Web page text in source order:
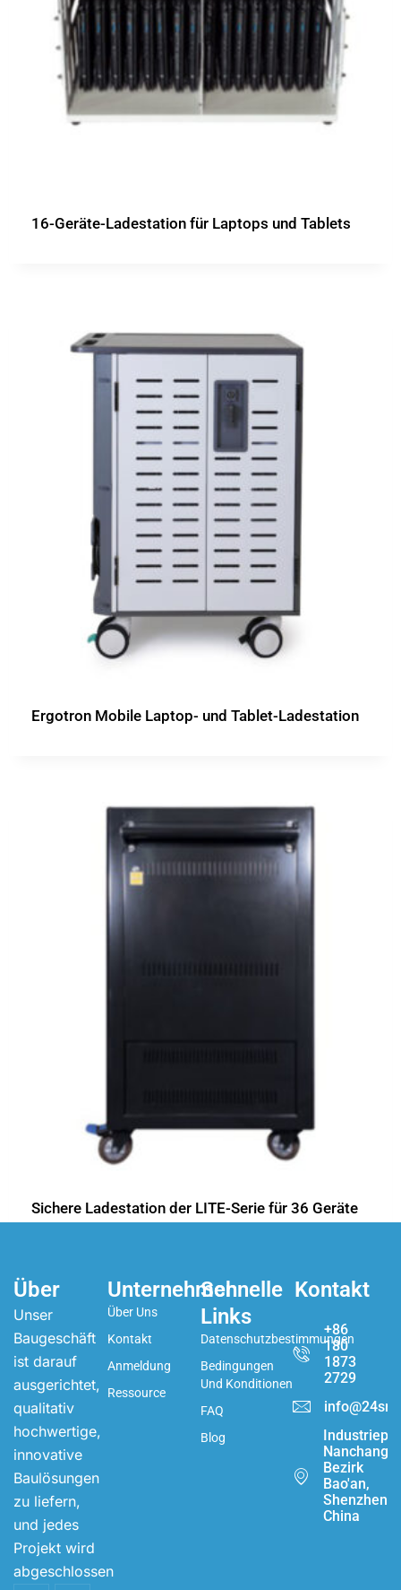
16-Geräte-Ladestation für Laptops und Tablets
Ergotron Mobile Laptop- und Tablet-Ladestation
Sichere Ladestation der LITE-Serie für 36 Geräte
Über
Unser
Baugeschäft
ist darauf
ausgerichtet,
qualitativ
hochwertige,
innovative
Baulösungen
zu liefern,
und jedes
Projekt wird
abgeschlossen
Unternehmen
Über Uns
Kontakt
Anmeldung
Ressource
Schnelle
Links
Datenschutzbestimmungen
Bedingungen
Und Konditionen
FAQ
Blog
Kontakt
+86
180
1873
2729
Nanchang,
Bezirk
Bao'an,
Shenzhen,
China